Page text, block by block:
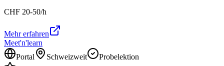
CHF 20-50/h
Mehr erfahren
Meet'n'learn
Portal
Schweizweit
Probelektion